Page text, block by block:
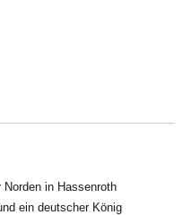
in Hassenroth
ein deutscher König